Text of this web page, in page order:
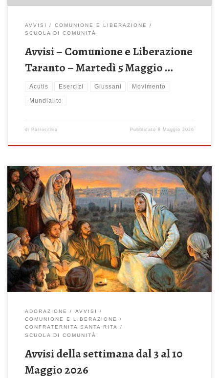
AVVISI
COMUNIONE E LIBERAZIONE
SCUOLA DI COMUNITÀ
Avvisi – Comunione e Liberazione
Taranto – Martedì 5 Maggio …
Acutis Esercizi Giussani Movimento
Mundialito
di Parrocchia Pubblicato8 Maggio 2026
Domenica 3 Maggio 2026 – 5^ di Pasqua Io sono la via, la verità
e la vita (Gv 14,1-12) Giornata nazionale di sensibilizzazione per
il sostegno economico alla Chiesa cattolica Celebrazione Sante
Messe: ore 08:00 – 10:00 – 11:30 – 19:00 Alle ore 11:00 ci
saranno le Prime Comunioni, alle 11.30 […]
ADORAZIONE
AVVISI
COMUNIONE E LIBERAZIONE
CONFRATERNITA SANTA RITA
SCUOLA DI COMUNITÀ
Avvisi della settimana dal 3 al 10
Maggio 2026